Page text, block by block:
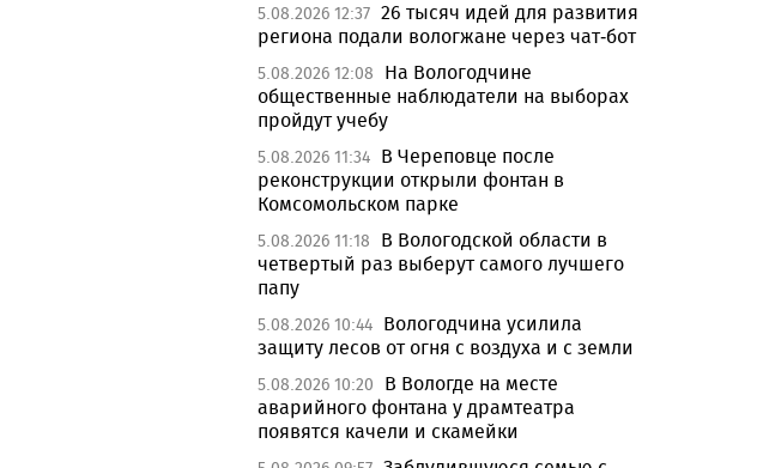
5.08.2026 12:37 26 тысяч идей для развития
региона подали вологжане через чат-бот
5.08.2026 12:08
На Вологодчине
общественные наблюдатели на выборах
пройдут учебу
5.08.2026 11:34 В Череповце после
реконструкции открыли фонтан в
Комсомольском парке
5.08.2026 11:18
В Вологодской области в
четвертый раз выберут самого лучшего
папу
5.08.2026 10:44 Вологодчина усилила
защиту лесов от огня с воздуха и с земли
5.08.2026 10:20
В Вологде на месте
аварийного фонтана у драмтеатра
появятся качели и скамейки